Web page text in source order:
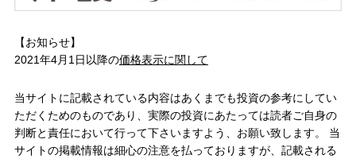
【お知らせ】
2021年4月1日以降の価格表示に関して
当サイトに記載されている内容はあくまでも投資の参考にしてい
ただくためのものであり、実際の投資にあたっては読者ご自身の
判断と責任において行って下さいますよう、お願い致します。 当
サイトの掲載情報は細心の注意を払っておりますが、記載される